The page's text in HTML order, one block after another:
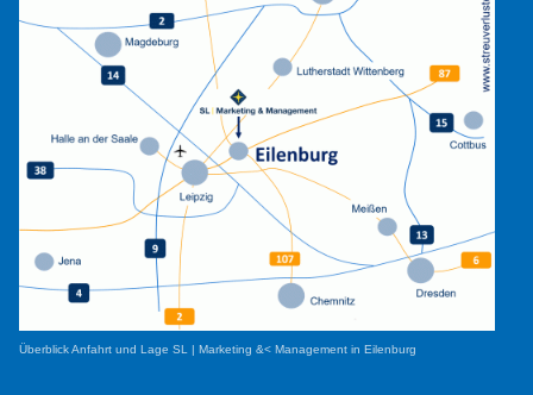
Überblick Anfahrt und Lage SL | Marketing &< Management in Eilenburg